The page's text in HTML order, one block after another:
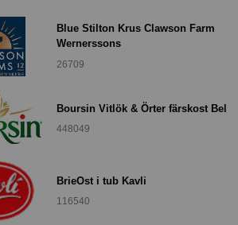
Blue Stilton Krus Clawson Farm
Wernerssons
26709
Boursin Vitlök & Örter färskost Bel
448049
BrieOst i tub Kavli
116540